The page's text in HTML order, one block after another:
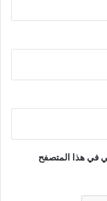
في هذا المتصفح